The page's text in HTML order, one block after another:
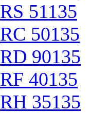
RS 51135
RC 50135
RD 90135
RF 40135
RH 35135